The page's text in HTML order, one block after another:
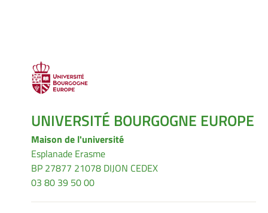
UNIVERSITÉ BOURGOGNE EUROPE
Maison de l'université
Esplanade Erasme
BP 27877 21078 DIJON CEDEX
03 80 39 50 00